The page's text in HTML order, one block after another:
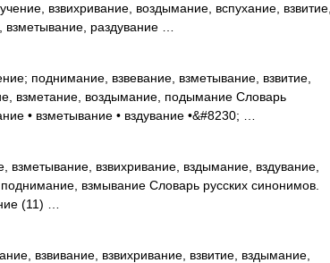
взвихривание, воздымание, вспухание, взвитие,
раздувание …
поднимание, взвевание, взметывание, взвитие,
взметание, воздымание, подымание Словарь
• взметывание • вздувание •&#8230; …
взвихривание, вздымание, вздувание,
взмывание Словарь русских синонимов.
(11) …
взвивание, взвихривание, взвитие, вздымание,